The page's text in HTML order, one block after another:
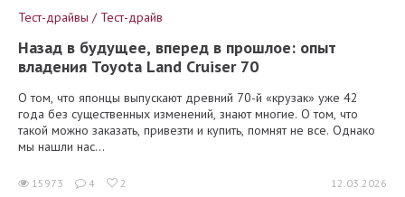
Тест-драйвы / Тест-драйв
Назад в будущее, вперед в прошлое: опыт
владения Toyota Land Cruiser 70
О том, что японцы выпускают древний 70-й «крузак» уже 42
года без существенных изменений, знают многие. О том, что
такой можно заказать, привезти и купить, помнят не все. Однако
мы нашли нас...
15973 4 2 12.03.2026